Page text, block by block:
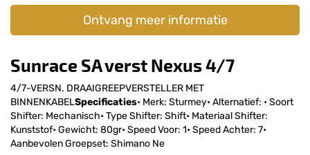
Ontvang meer informatie
Sunrace SA verst Nexus 4/7
4/7-VERSN. DRAAIGREEPVERSTELLER MET
BINNENKABELSpecificaties• Merk: Sturmey• Alternatief: • Soort
Shifter: Mechanisch• Type Shifter: Shift• Materiaal Shifter:
Kunststof• Gewicht: 80gr• Speed Voor: 1• Speed Achter: 7•
Aanbevolen Groepset: Shimano Ne